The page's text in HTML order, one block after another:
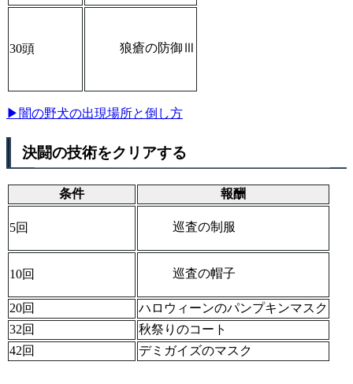
30頭 狼瘡の防御Ⅲ
▶闇の野犬の出現場所と倒し方
決闘の技術をクリアする
条件 報酬
5回 巡査の制服
10回 巡査の帽子
20回
ハロウィーンのパンプキンマスク
32回
秋祭りのコート
42回
デミガイズのマスク